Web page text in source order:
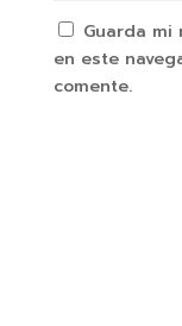
Guarda
en este
comente.